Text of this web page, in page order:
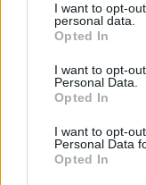
disclose it to other
Please note that
services and may
not limited to your
grant or deny
consent section.
I want to opt-
personal data.
Opted In
I want to opt-
Personal Data.
Opted In
I want to opt-
Personal Data
Opted In